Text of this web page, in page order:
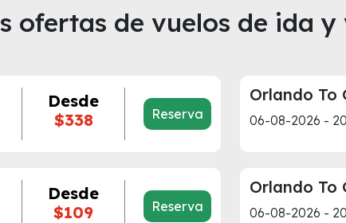
ofertas de vuelos de ida y
Desde
$338
Reserva
Orlando To
06-08-2026 -
Desde
$109
Reserva
Orlando To
06-08-2026 -